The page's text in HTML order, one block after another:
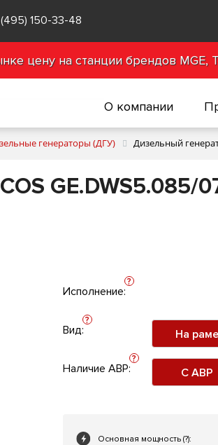
150-33-48
цену на станции брендов MGE,
О компании
генераторы (ДГУ) Дизельный
GE.DWS5.085/
Исполнение:
?
Вид:
?
На раме
Наличие АВР:
?
С АВР
Основная мощность (?):